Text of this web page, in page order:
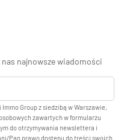
najnowsze wiadomości
Group z siedzibą w Warszawie,
zawartych w formularzu
do otrzymywania newslettera i
Pan prawo dostępu do treści swoich